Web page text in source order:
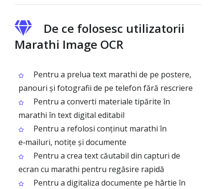
De ce folosesc utilizatorii
Marathi Image OCR
Pentru a prelua text marathi de pe postere,
panouri și fotografii de pe telefon fără rescriere
Pentru a converti materiale tipărite în
marathi în text digital editabil
Pentru a refolosi conținut marathi în
e‑mailuri, notițe și documente
Pentru a crea text căutabil din capturi de
ecran cu marathi pentru regăsire rapidă
Pentru a digitaliza documente pe hârtie în